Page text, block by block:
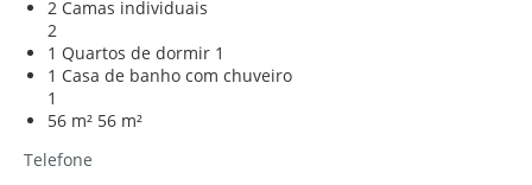
2 Camas individuais
2
1 Quartos de dormir 1
1 Casa de banho com chuveiro
1
56 m² 56 m²
Telefone